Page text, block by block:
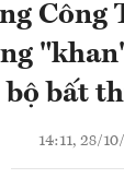
Công
bộ bất
14:11, 28/